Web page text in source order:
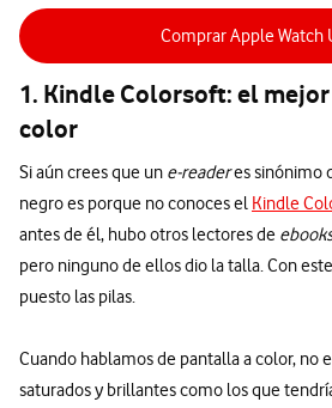
Comprar Apple Watch
1. Kindle Colorsoft: el
color
Si aún crees que un e-readeres sinónimo
negro es porque no conoces el Kindle
antes de él, hubo otros lectores de ebooks
pero ninguno de ellos dio la talla. Con
puesto las pilas.
Cuando hablamos de pantalla a color, no
saturados y brillantes como los que